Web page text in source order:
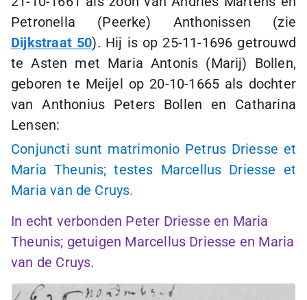
Petronella (Peerke) Anthonissen (zie
Dijkstraat 50). Hij is op 25-11-1696 getrouwd
te Asten met Maria Antonis (Marij) Bollen,
geboren te Meijel op 20-10-1665 als dochter
van Anthonius Peters Bollen en Catharina
Lensen:
Conjuncti sunt matrimonio Petrus Driesse et
Maria Theunis; testes Marcellus Driesse et
Maria van de Cruys.
In echt verbonden Peter Driesse en Maria
Theunis; getuigen Marcellus Driesse en Maria
van de Cruys.